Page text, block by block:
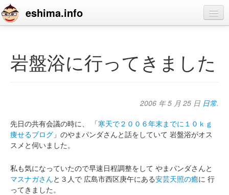
eshima.info
blog
profile
岩盤浴に行ってきました
2006 年 5 月 25 日 日常.
先日の共有会議の時に、
「寒天で２００６年末までに１０ｋｇ
痩せるブログ 」のやまパンダさんと話をしていて 岩盤浴がオス
スメと伺いました。
私も気になっていたので早速日程調整をして やまパンダさんと
マスナガさんと３人で 広島市西区庚午にある安芸天照の癒に 行
ってきました。